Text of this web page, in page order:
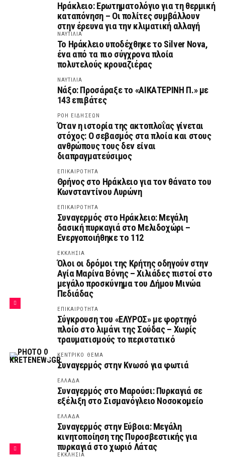
Ηράκλειο: Ερωτηματολόγιο για τη θερμική
καταπόνηση – Οι πολίτες συμβάλλουν
στην έρευνα για την κλιματική αλλαγή
ΝΑΥΤΙΛΙΑ
Το Ηράκλειο υποδέχθηκε το Silver Nova,
ένα από τα πιο σύγχρονα πλοία
πολυτελούς κρουαζιέρας
ΝΑΥΤΙΛΙΑ
Νάξο: Προσάραξε το «ΑΙΚΑΤΕΡΙΝΗ Π.» με
143 επιβάτες
ΡΟΗ ΕΙΔΗΣΕΩΝ
Όταν η ιστορία της ακτοπλοΐας γίνεται
στόχος: Ο σεβασμός στα πλοία και στους
ανθρώπους τους δεν είναι
διαπραγματεύσιμος
ΕΠΙΚΑΙΡΟΤΗΤΑ
Θρήνος στο Ηράκλειο για τον θάνατο του
Κωνσταντίνου Λυρώνη
ΕΠΙΚΑΙΡΟΤΗΤΑ
Συναγερμός στο Ηράκλειο: Μεγάλη
δασική πυρκαγιά στο Μελιδοχώρι –
Ενεργοποιήθηκε το 112
ΕΚΚΛΗΣΙΑ
Όλοι οι δρόμοι της Κρήτης οδηγούν στην
Αγία Μαρίνα Βόνης – Χιλιάδες πιστοί στο
μεγάλο προσκύνημα του Δήμου Μινώα
Πεδιάδας
ΕΠΙΚΑΙΡΟΤΗΤΑ
Σύγκρουση του «ΕΛΥΡΟΣ» με φορτηγό
πλοίο στο λιμάνι της Σούδας – Χωρίς
τραυματισμούς το περιστατικό
ΚΕΝΤΡΙΚΟ ΘΕΜΑ
Συναγερμός στην Κνωσό για φωτιά
ΕΛΛΑΔΑ
Συναγερμός στο Μαρούσι: Πυρκαγιά σε
εξέλιξη στο Σισμανόγλειο Νοσοκομείο
ΕΛΛΑΔΑ
Συναγερμός στην Εύβοια: Μεγάλη
κινητοποίηση της Πυροσβεστικής για
πυρκαγιά στο χωριό Λάτας
ΕΚΚΛΗΣΙΑ